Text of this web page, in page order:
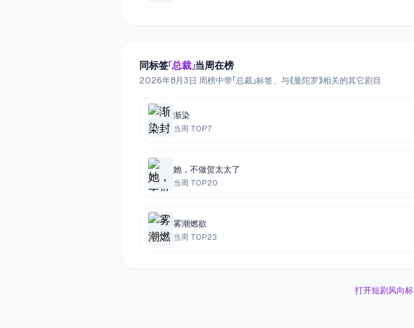
同标签「总裁」当周在榜
2026年8月3日 周榜中带「总裁」标签、与《曼陀罗》相关的其它剧目
渐染
当周 TOP7
她，不做贺太太了
当周 TOP20
雾潮燃欲
当周 TOP23
打开短剧风向标